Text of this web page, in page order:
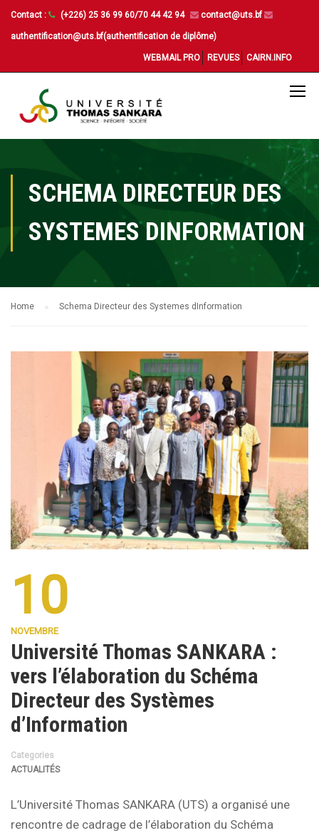
Contact : (+226) 25 36 99 60/70 44 42 94 contact@uts.bf
authentification@uts.bf(authentification de diplôme)
WEBMAIL PRO REVUES CAIRN.INFO
SCHEMA DIRECTEUR DES
SYSTEMES DINFORMATION
Home Schema Directeur des Systemes dInformation
10
NOVEMBRE
Université Thomas SANKARA :
vers l’élaboration du Schéma
Directeur des Systèmes
d’Information
Categories
ACTUALITÉS
L’Université Thomas SANKARA (UTS) a organisé une
rencontre de cadrage de l’élaboration du Schéma